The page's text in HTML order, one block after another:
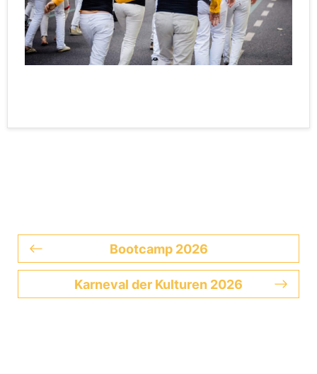
Bootcamp 2026
Karneval der Kulturen 2026